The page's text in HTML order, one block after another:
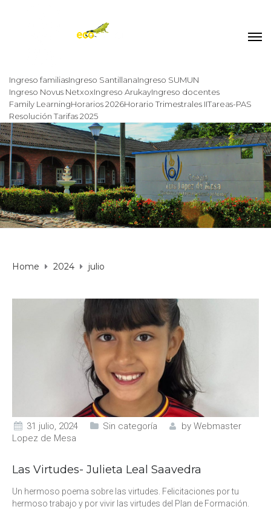
Ingreso familiasIngreso SantillanaIngreso SUMUN
Ingreso Novus NetxoxIngreso ArukayIngreso docentes
Family LearningHorarios 2026Horario Trimestrales IITareas-PAS
Resolución Tarifas 2025
Home 2024 julio
31 julio, 2024 Sin categoría by Webmaster
Lopez de Mesa
Las Virtudes- Julieta Leal Saavedra
Un hermoso poema sobre las virtudes. Felicitaciones por tu
hermoso trabajo y por vivir las virtudes del Plan de Formación.